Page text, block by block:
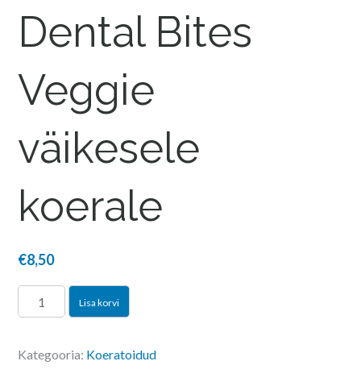
Dental Bites
Veggie
väikesele
koerale
€8,50
PlaqueOff
Dental
Veggie
Lisa korvi
Kategooria: Koeratoidud